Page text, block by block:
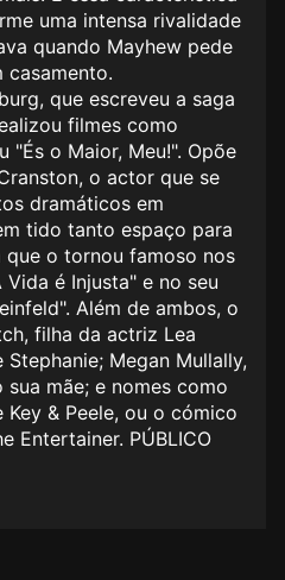
uma intensa rivalidade
quando Mayhew pede
casamento.
que escreveu a saga
filmes como
"És o Maior, Meu!". Opõe
o actor que se
dramáticos em
tido tanto espaço para
o tornou famoso nos
é Injusta" e no seu
Além de ambos, o
filha da actriz Lea
Megan Mullally,
mãe; e nomes como
Key & Peele, ou o cómico
Entertainer. PÚBLICO